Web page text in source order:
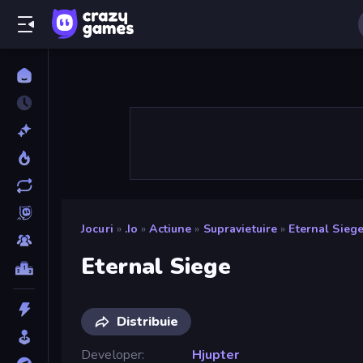
Jocuri » .io » Actiune » Supravietuire » Eternal
Eternal Siege
Distribuie
Developer
Hjupter